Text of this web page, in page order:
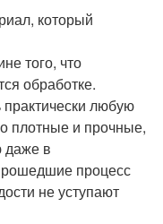
который
того, что
обработке.
любую
плотные и прочные,
даже в
процесс
не уступают